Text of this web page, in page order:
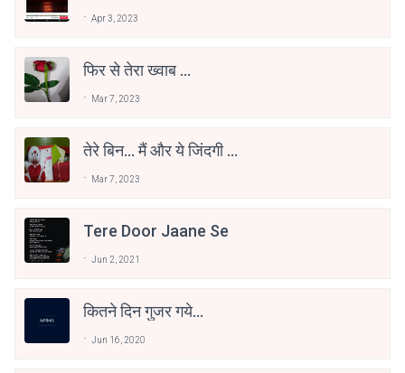
Apr 3, 2023
फिर से तेरा ख्वाब ...
Mar 7, 2023
तेरे बिन... मैं और ये जिंदगी ...
Mar 7, 2023
Tere Door Jaane Se
Jun 2, 2021
कितने दिन गुजर गये...
Jun 16, 2020